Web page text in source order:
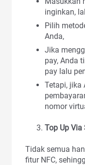
inginkan,
Pilih
Anda,
Jika
pay, Anda
pay lalu
Tetapi, jika
nomor
Top Up Via
Tidak semua
fitur NFC,